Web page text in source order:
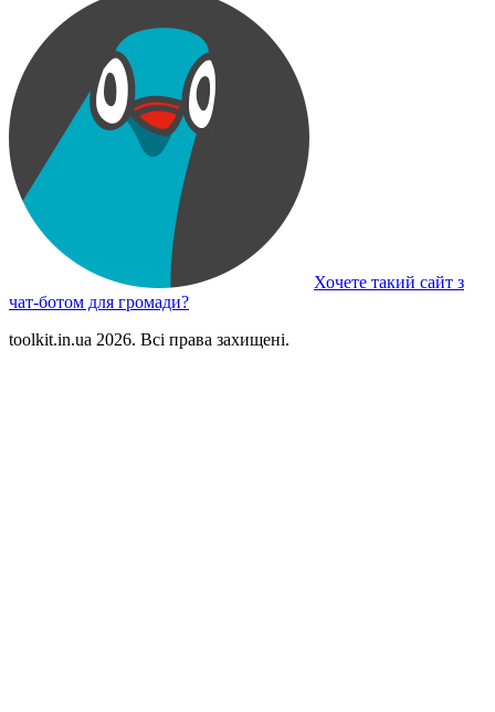
Хочете такий сайт з
чат-ботом для громади?
toolkit.in.ua 2026. Всі права захищені.